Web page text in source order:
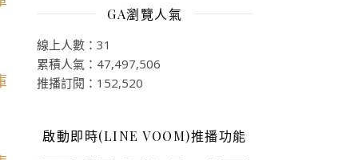
GA瀏覽人氣
線上人數：31
累積人氣：47,497,506
推播訂閱：152,520
啟動即時(LINE VOOM)推播功能